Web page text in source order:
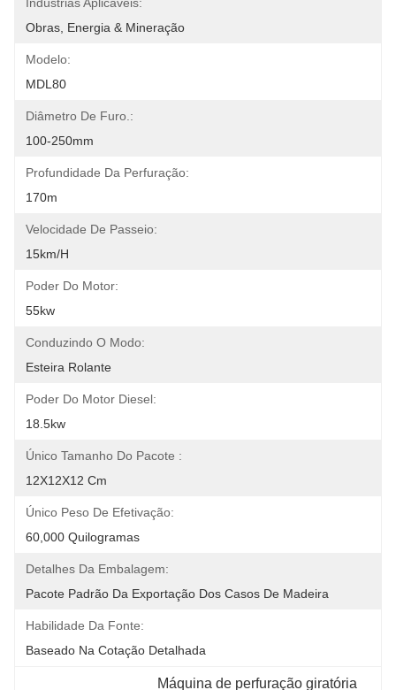
Obras, Energia & Mineração
Modelo:
MDL80
Diâmetro De Furo.:
100-250mm
Profundidade Da Perfuração:
170m
Velocidade De Passeio:
15km/h
Poder Do Motor:
55kw
Conduzindo O Modo:
Esteira Rolante
Poder Do Motor Diesel:
18.5kw
Único Tamanho Do Pacote :
12X12X12 Cm
Único Peso De Efetivação:
60,000 Quilogramas
Detalhes Da Embalagem:
Pacote Padrão Da Exportação Dos Casos De Madeira
Habilidade Da Fonte:
Baseado Na Cotação Detalhada
Máquina de perfuração giratória